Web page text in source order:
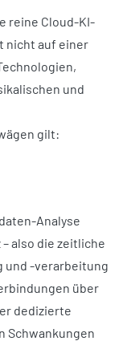
reine Cloud-KI-
nicht auf einer
und
gilt:
Analyse
also die zeitliche
und -verarbeitung
über
dedizierte
Schwankungen